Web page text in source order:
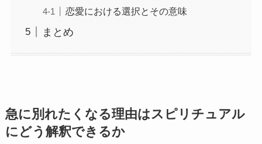
恋愛における選択とその意味
まとめ
急に別れたくなる理由はスピリチュアル
にどう解釈できるか